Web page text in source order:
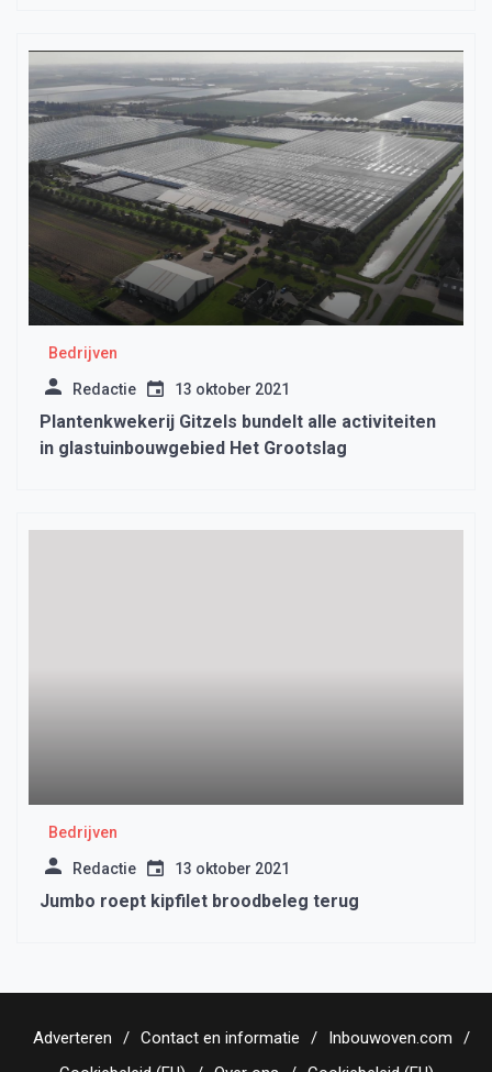
Bedrijven
Redactie 13 oktober 2021
Plantenkwekerij Gitzels bundelt alle activiteiten
in glastuinbouwgebied Het Grootslag
Bedrijven
Redactie 13 oktober 2021
Jumbo roept kipfilet broodbeleg terug
Adverteren Contact en informatie
Inbouwoven.com